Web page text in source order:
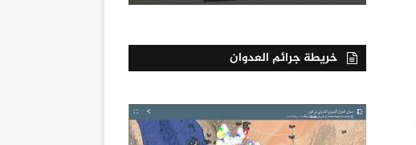
خريطة جرائم العدوان